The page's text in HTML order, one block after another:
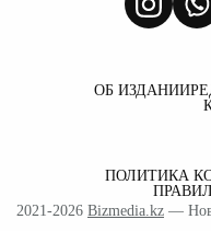
ОБ ИЗДАНИИ
ПОЛИТИКА
2021-2026 Bizmedia.kz —